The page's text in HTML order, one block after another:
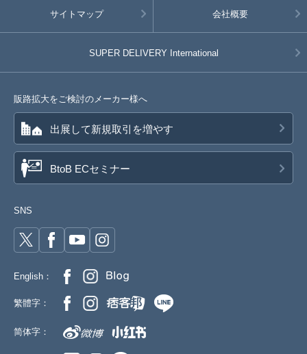
サイトマップ 会社概要
SUPER DELIVERY International
販路拡大をご検討のメーカー様へ
出展して新規取引を増やす
BtoB ECセミナー
SNS
English：
繁體字：
简体字：